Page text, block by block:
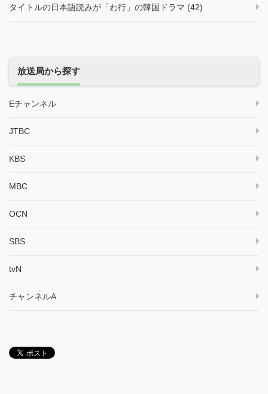
タイトルの日本語読みが「わ行」の韓国ドラマ (42)
放送局から探す
Eチャンネル
JTBC
KBS
MBC
OCN
SBS
tvN
チャンネルA